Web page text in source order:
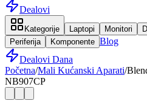
Dealovi
Kategorije Laptopi Monitori
Periferija
Komponente Blog
Dealovi Dana
Početna/Mali Kućanski Aparati/
NB907CP